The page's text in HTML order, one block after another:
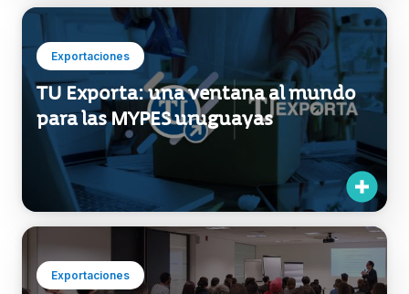
Exportaciones
TU Exporta: una ventana al mundo
para las MYPES uruguayas
Exportaciones